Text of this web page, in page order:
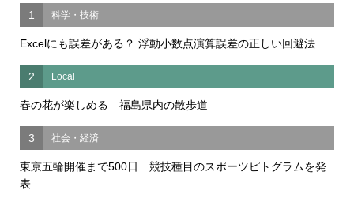
1 科学・技術
Excelにも誤差がある？ 浮動小数点演算誤差の正しい回避法
2 Local
春の花が楽しめる 福島県内の散歩道
3 社会・経済
東京五輪開催まで500日 競技種目のスポーツピトグラムを発
表